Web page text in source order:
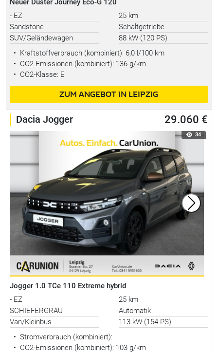
Neuer Duster Journey Eco-G 120
- EZ
25 km
Sandstone
Schaltgetriebe
SUV/Geländewagen
88 kW (120 PS)
• Kraftstoffverbrauch (kombiniert): 6,0 l/100 km
• CO2-Emissionen (kombiniert): 136 g/km
• CO2-Klasse: E
ZUM ANGEBOT IN LEIPZIG
Dacia Jogger 29.060 €
34
Jogger 1.0 TCe 110 Extreme hybrid
- EZ
25 km
SCHIEFERGRAU
Automatik
Van/Kleinbus
113 kW (154 PS)
• Stromverbrauch (kombiniert):
• CO2-Emissionen (kombiniert): 103 g/km